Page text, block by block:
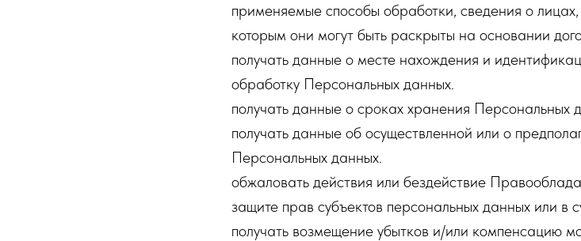
применяемые способы обработки, сведения о
которым они могут быть раскрыты на основании
получать данные о месте нахождения и
обработку Персональных данных.
получать данные о сроках хранения Персональных
получать данные об осуществленной или о
Персональных данных.
обжаловать действия или бездействие
защите прав субъектов персональных данных или в
получать возмещение убытков и/или компенсацию